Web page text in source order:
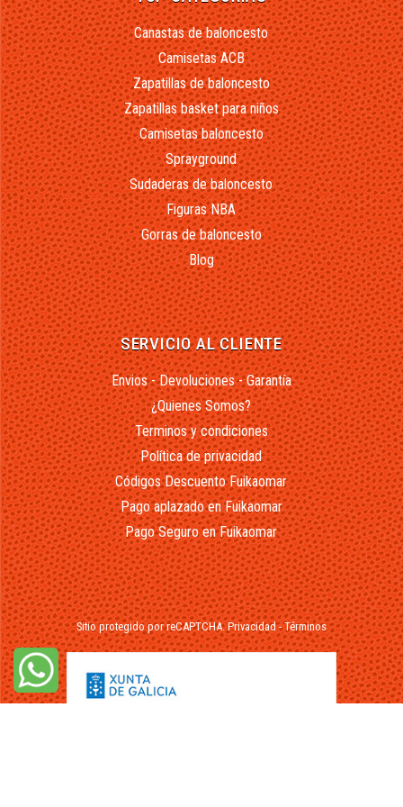
Canastas de baloncesto
Camisetas ACB
Zapatillas de baloncesto
Zapatillas basket para niños
Camisetas baloncesto
Sprayground
Sudaderas de baloncesto
Figuras NBA
Gorras de baloncesto
Blog
SERVICIO AL CLIENTE
Envios - Devoluciones - Garantía
¿Quienes Somos?
Terminos y condiciones
Política de privacidad
Códigos Descuento Fuikaomar
Pago aplazado en Fuikaomar
Pago Seguro en Fuikaomar
Sitio protegido por reCAPTCHA.Privacidad-Términos